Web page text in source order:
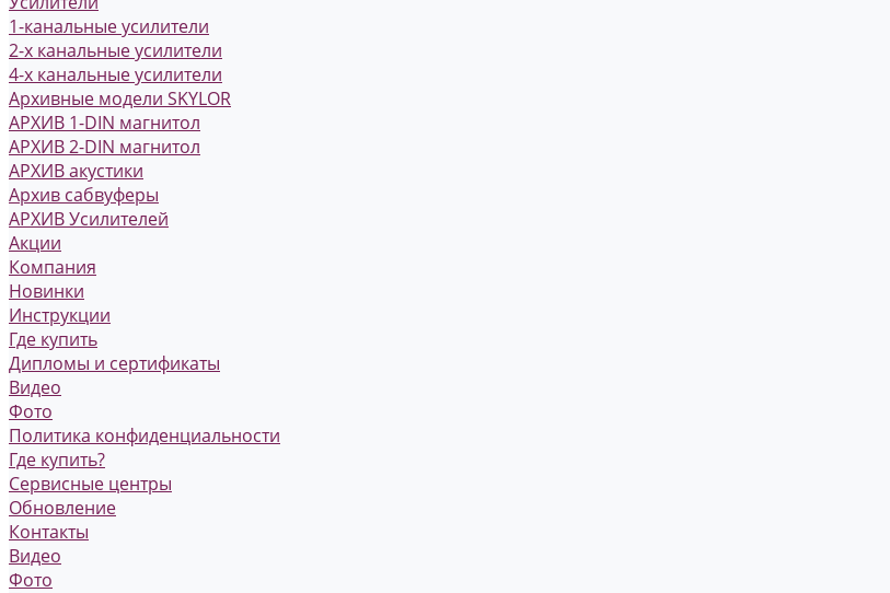
1-канальные усилители
2-х канальные усилители
4-х канальные усилители
Архивные модели SKYLOR
АРХИВ 1-DIN магнитол
АРХИВ 2-DIN магнитол
АРХИВ акустики
Архив сабвуферы
АРХИВ Усилителей
Акции
Компания
Новинки
Инструкции
Где купить
Дипломы и сертификаты
Видео
Фото
Политика конфиденциальности
Где купить?
Сервисные центры
Обновление
Контакты
Видео
Фото